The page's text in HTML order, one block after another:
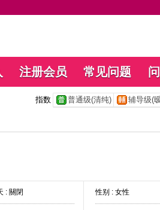
注册会员 常见问题
指数 普通级(清纯) 辅导级(
: 關閉 性别 : 女性